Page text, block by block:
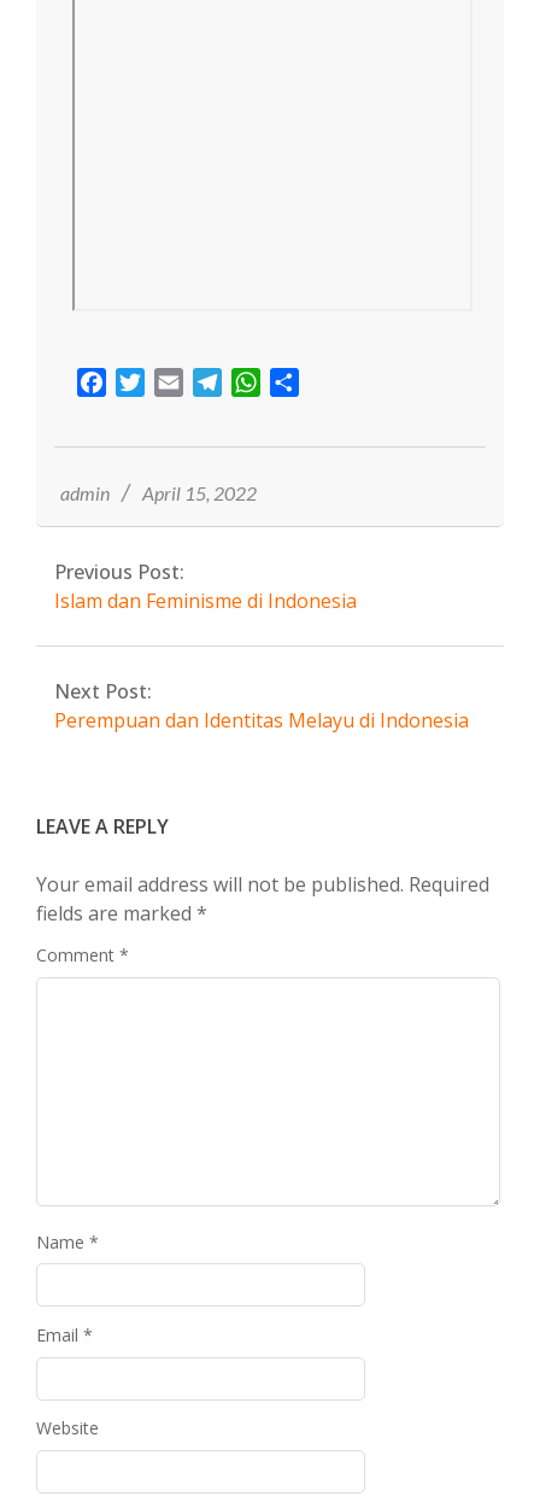
FacebookTwitter
Email TelegramWhatsApp
15
admin April 15, 2022
Previous Post:
Islam dan Feminisme di Indonesia
Next Post:
Perempuan dan Identitas Melayu di Indonesia
LEAVE A REPLY
Your email address will not be published. Required
fields are marked *
Comment *
Name *
Email *
Website